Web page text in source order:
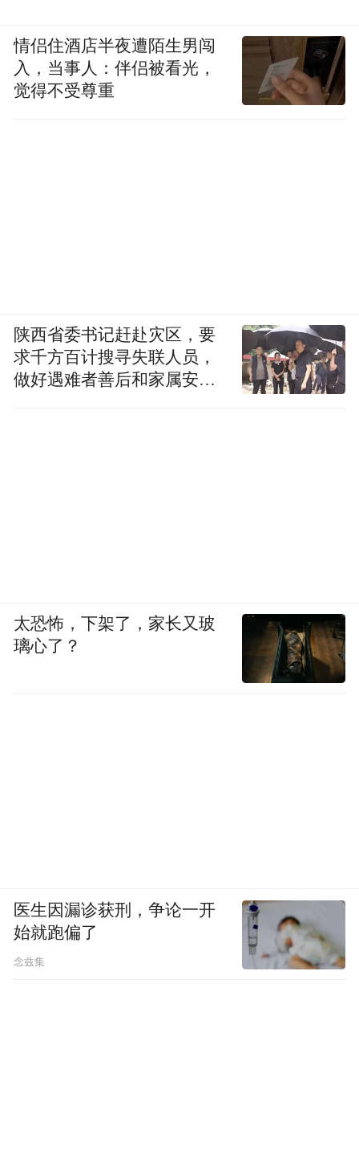
情侣住酒店半夜遭陌生男闯
入，当事人：伴侣被看光，
觉得不受尊重
陕西省委书记赶赴灾区，要
求千方百计搜寻失联人员，
做好遇难者善后和家属安抚
太恐怖，下架了，家长又玻
璃心了？
医生因漏诊获刑，争论一开
始就跑偏了
念兹集